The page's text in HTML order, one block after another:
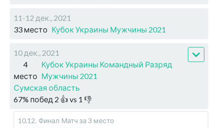
11-12 дек., 2021
33 место Кубок Украины Мужчины 2021
10 дек., 2021
4
место
Кубок Украины Командный Разряд
Мужчины 2021
Сумская область
67% побед 2 👍 vs 1 👎
10.12. Финал Матч за 3 место